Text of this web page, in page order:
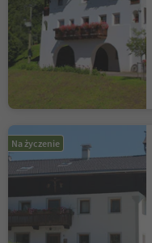
Na życzenie